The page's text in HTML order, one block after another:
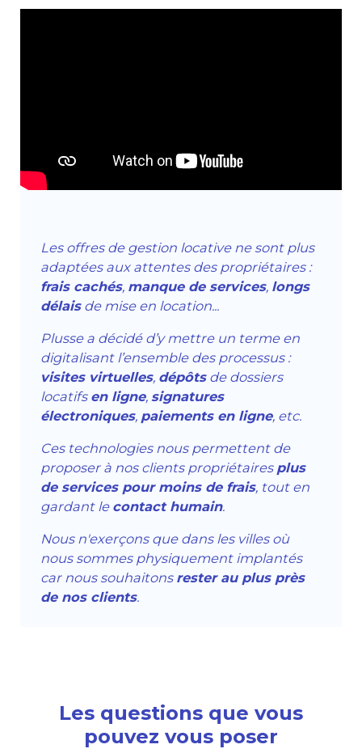
Les offres de gestion locative ne sont plus
adaptées aux attentes des propriétaires :
frais cachés, manque de services, longs
délaisde mise en location...
Plusse a décidé d’y mettre un terme en
digitalisant l’ensemble des processus :
visites virtuelles, dépôtsde dossiers
locatifs en ligne, signatures
électroniques, paiements en ligne, etc.
Ces technologies nous permettent de
proposer à nos clients propriétaires plus
de services pour moins de frais, tout en
gardant le contact humain.
Nous n'exerçons que dans les villes où
nous sommes physiquement implantés
car nous souhaitons rester au plus près
de nos clients.
Les questions que vous
pouvez vous poser